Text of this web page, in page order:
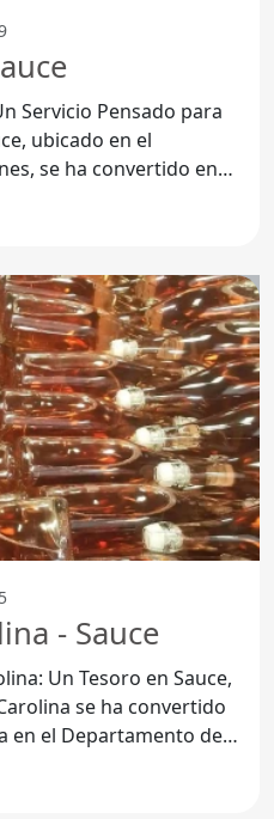
Servicio Pensado para
se ha convertido en
- Sauce
Un Tesoro en Sauce,
en el Departamento de